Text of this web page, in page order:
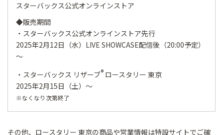
スターバックス公式オンラインストア
◆販売期間
・スターバックス公式オンラインストア先行
2025年2月12日（水）LIVE SHOWCASE配信後（20:00予定）
～
・スターバックス リザーブ® ロースタリー 東京
2025年2月15日（土）～
※なくなり次第終了
その他、ロースタリー 東京の商品や営業情報は特設サイトでご確